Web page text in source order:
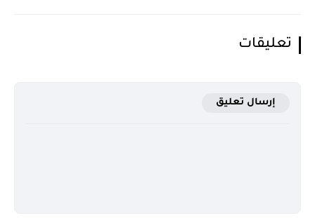
تعليقات
إرسال تعليق